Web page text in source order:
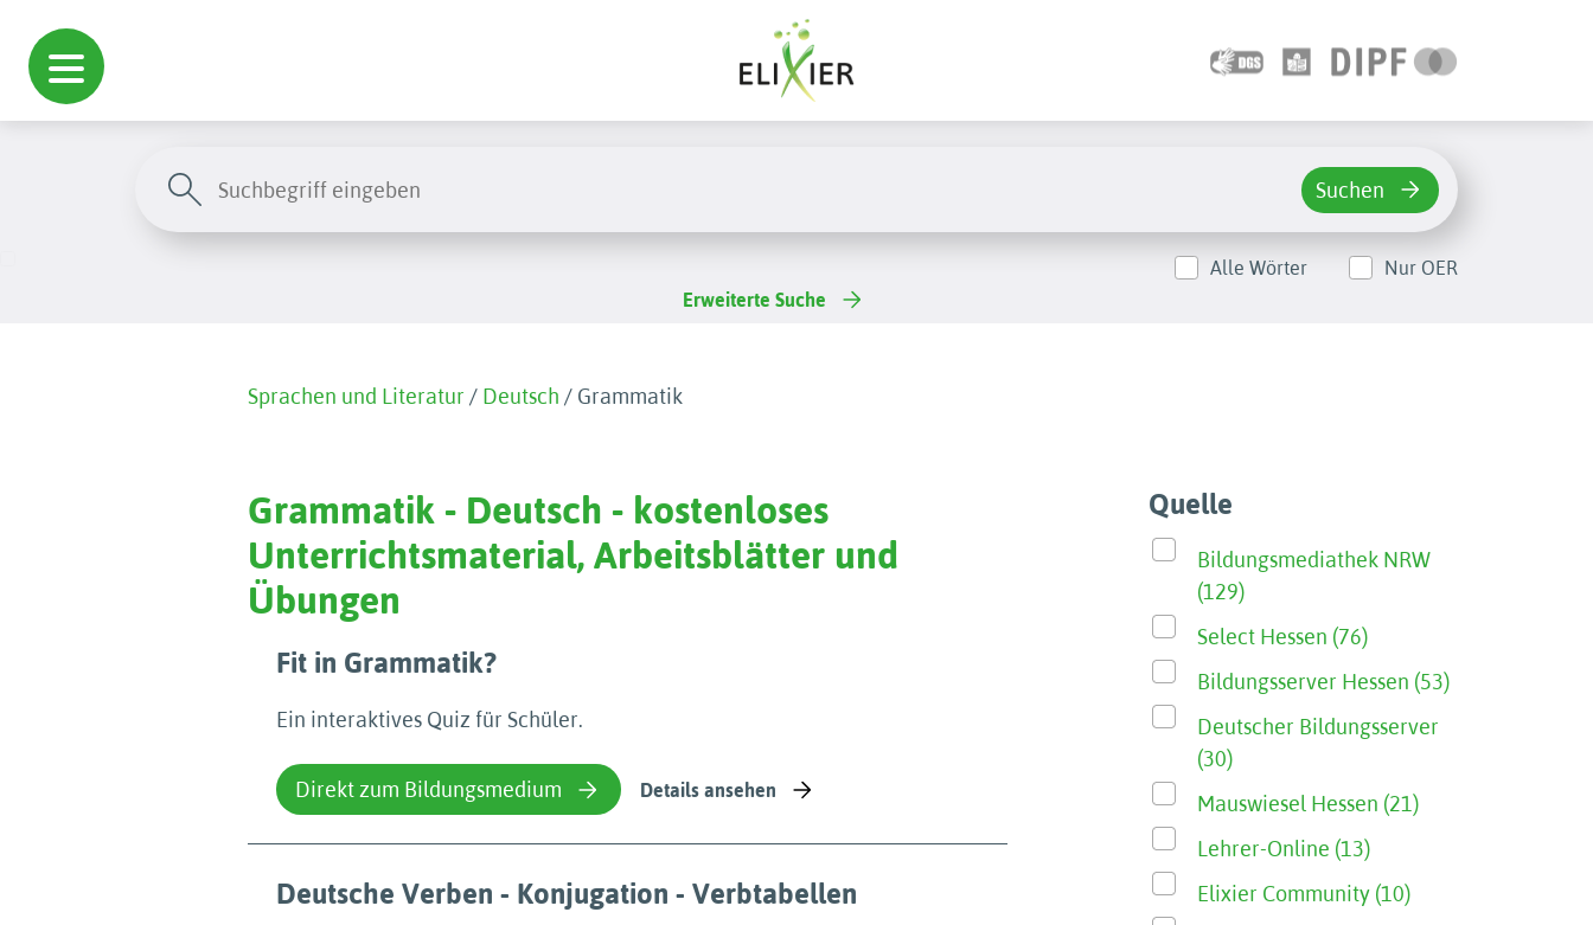
Suchen
Alle Wörter
Nur OER
Erweiterte Suche
Sprachen und Literatur / Deutsch / Grammatik
Grammatik - Deutsch - kostenloses
Unterrichtsmaterial, Arbeitsblätter und
Übungen
Fit in Grammatik?
Ein interaktives Quiz für Schüler.
Direkt zum Bildungsmedium Details ansehen
Deutsche Verben - Konjugation - Verbtabellen
Quelle
Bildungsmediathek NRW
(129)
Select Hessen (76)
Bildungsserver Hessen (53)
Deutscher Bildungsserver
(30)
Mauswiesel Hessen (21)
Lehrer-Online (13)
Elixier Community (10)